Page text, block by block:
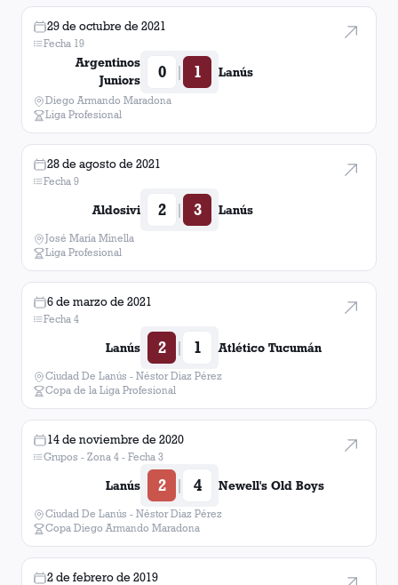
29 de octubre de 2021
Fecha 19
Argentinos
Juniors
0 | 1 Lanús
Diego Armando Maradona
Liga Profesional
28 de agosto de 2021
Fecha 9
Aldosivi 2 | 3 Lanús
José María Minella
Liga Profesional
6 de marzo de 2021
Fecha 4
Lanús 2 | 1 Atlético Tucumán
Ciudad De Lanús - Néstor Diaz Pérez
Copa de la Liga Profesional
14 de noviembre de 2020
Grupos - Zona 4 - Fecha 3
Lanús 2 | 4 Newell's Old Boys
Ciudad De Lanús - Néstor Diaz Pérez
Copa Diego Armando Maradona
2 de febrero de 2019